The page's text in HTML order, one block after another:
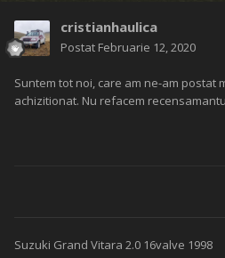
cristianhaulica
Postat Februarie 12, 2020
Suntem tot noi, care am ne-am postat
achizitionat. Nu refacem
Suzuki Grand Vitara 2.0 16valve 1998